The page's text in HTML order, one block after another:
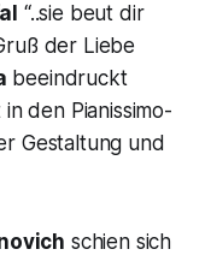
“..sie beut dir
der Liebe
beeindruckt
den Pianissimo-
Gestaltung und
schien sich